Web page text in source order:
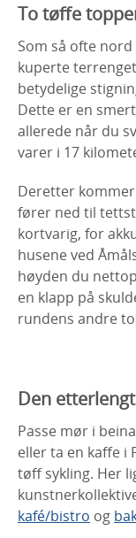
To tøffe
Som så ofte
kuperte
betydelige
Dette er en
allerede når du
varer i 17
Deretter
fører ned til
kortvarig, for
husene ved
høyden du
en klapp på
rundens andre
Den
Passe mør i
eller ta en kaffe i
tøff sykling. Her
kafé/bistro og